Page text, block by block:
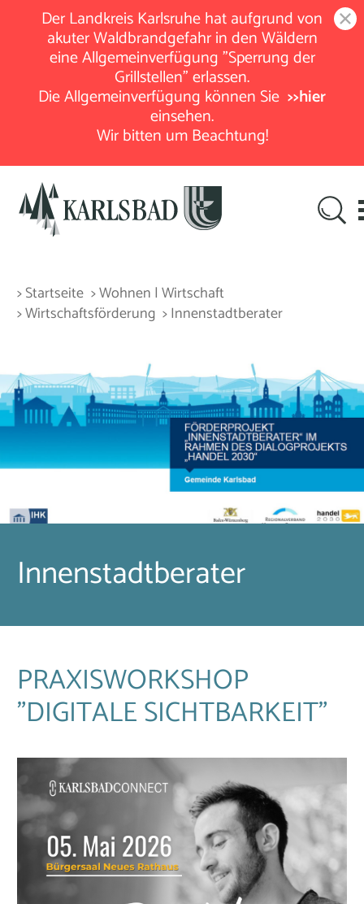
Der Landkreis Karlsruhe hat aufgrund von
akuter Waldbrandgefahr in den Wäldern
eine Allgemeinverfügung "Sperrung der
Grillstellen" erlassen.
Die Allgemeinverfügung können Sie >>hier
einsehen.
Wir bitten um Beachtung!
> Startseite > Wohnen | Wirtschaft
> Wirtschaftsförderung > Innenstadtberater
Innenstadtberater
PRAXISWORKSHOP
"DIGITALE SICHTBARKEIT"